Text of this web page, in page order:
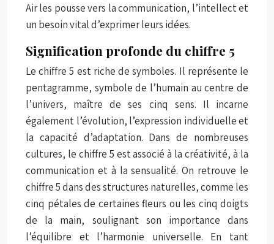
Air les pousse vers la communication, l’intellect et
un besoin vital d’exprimer leurs idées.
Signification profonde du chiffre 5
Le chiffre 5 est riche de symboles. Il représente le
pentagramme, symbole de l’humain au centre de
l’univers, maître de ses cinq sens. Il incarne
également l’évolution, l’expression individuelle et
la capacité d’adaptation. Dans de nombreuses
cultures, le chiffre 5 est associé à la créativité, à la
communication et à la sensualité. On retrouve le
chiffre 5 dans des structures naturelles, comme les
cinq pétales de certaines fleurs ou les cinq doigts
de la main, soulignant son importance dans
l’équilibre et l’harmonie universelle. En tant